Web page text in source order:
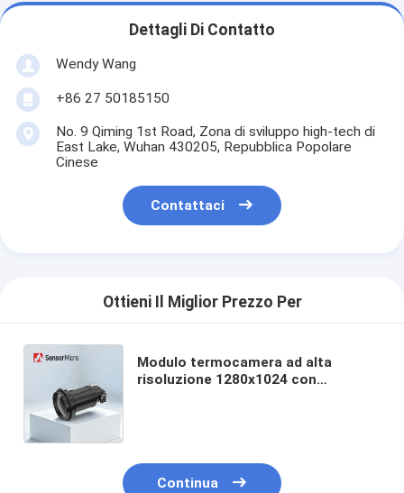
Dettagli Di Contatto
Wendy Wang
+86 27 50185150
No. 9 Qiming 1st Road, Zona di sviluppo high-tech di
East Lake, Wuhan 430205, Repubblica Popolare
Cinese
Contattaci
Ottieni Il Miglior Prezzo Per
Modulo termocamera ad alta
risoluzione 1280x1024 con
Continua